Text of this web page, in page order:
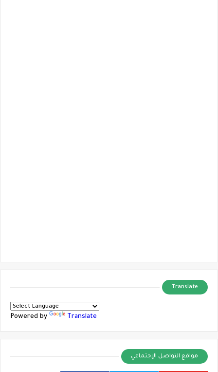
Translate
Powered by Translate
مواقع التواصل الإجتماعي